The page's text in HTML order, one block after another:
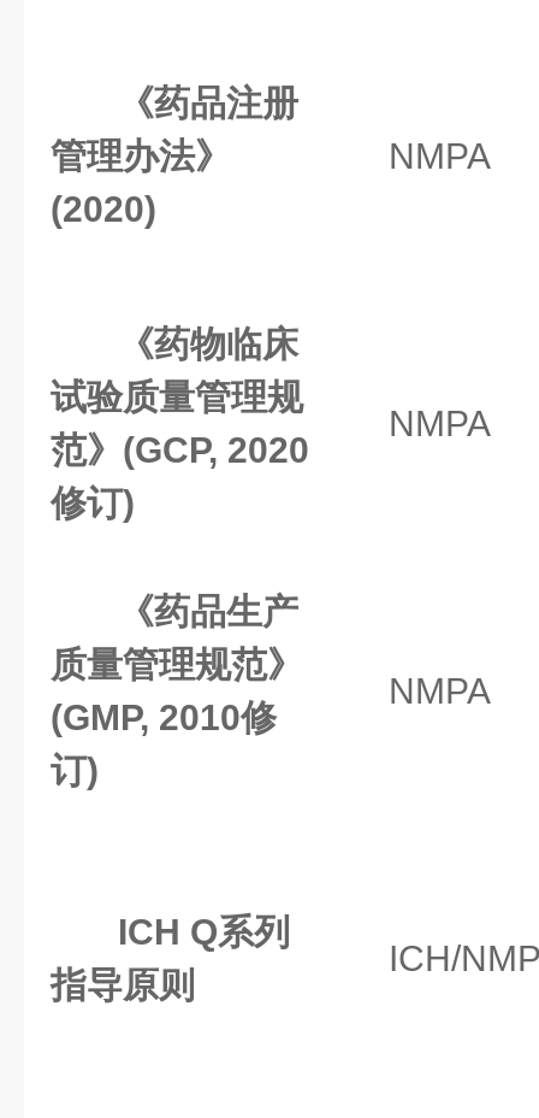
《药品注册
管理办法》
(2020)
NMPA
《药物临床
试验质量管理规
范》(GCP, 2020
修订)
NMPA
《药品生产
质量管理规范》
(GMP, 2010修
订)
NMPA
ICH Q系列
指导原则
ICH/